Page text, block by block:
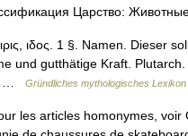
Царство:
ιδος. 1 §. Namen. Dieser
und gutthätige Kraft.
…
Gründliches mythologisches Lexikon
les articles homonymes, voir